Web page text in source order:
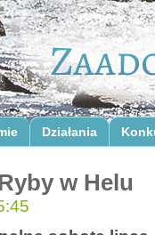
Działania
w Helu